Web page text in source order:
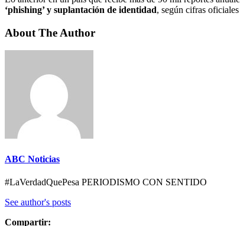
‘phishing’ y suplantación de identidad, según cifras
About The Author
ABC Noticias
#LaVerdadQuePesa PERIODISMO CON SENTIDO
See author's posts
Compartir: